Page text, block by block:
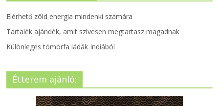
Elérhető zöld energia mindenki számára
Tartalék ajándék, amit szívesen megtartasz magadnak
Különleges tömörfa ládák Indiából
Étterem ajánló: